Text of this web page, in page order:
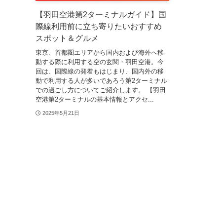
【羽田空港第2ターミナルガイド】国
際線利用前に立ち寄りたいおすすめ
スポット＆グルメ
東京、首都圏エリアから国内および海外へ移
動する際に利用する空の玄関・羽田空港。今
回は、国際線の発着もはじまり、国内外の移
動で利用する人が多いであろう第2ターミナル
での過ごし方についてご紹介します。 【羽田
空港第2ターミナルの基本情報とアクセ...
2025年5月21日